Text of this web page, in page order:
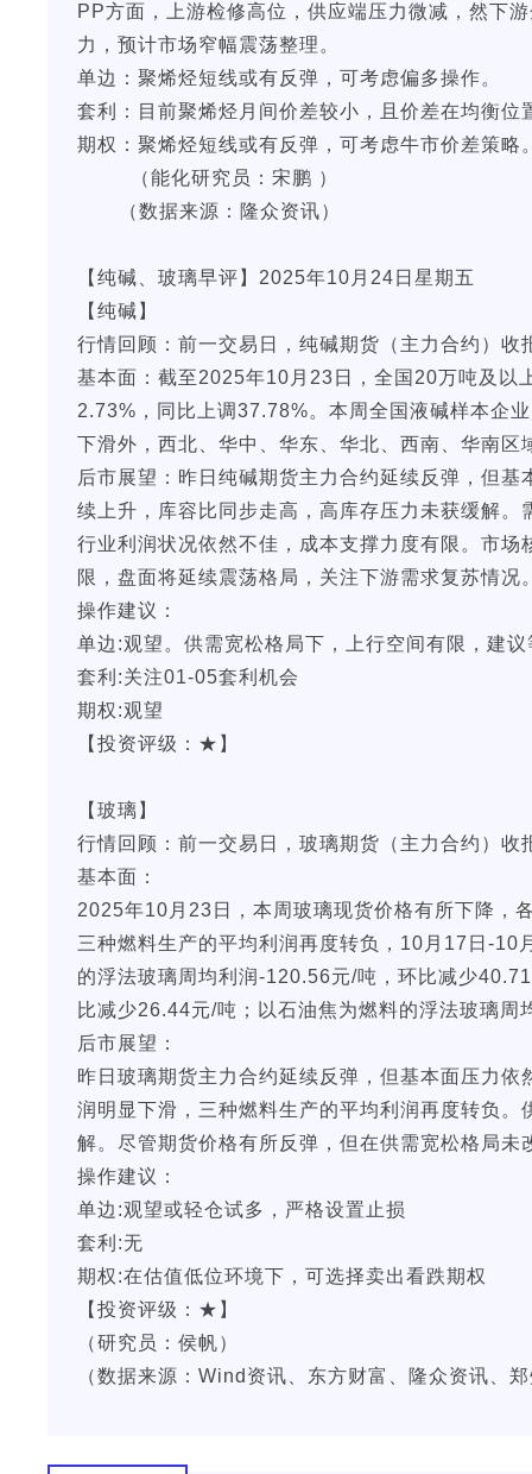
PP方面，上游检修高位，供应端压力微减，然下
力，预计市场窄幅震荡整理。
单边：聚烯烃短线或有反弹，可考虑偏多操作。
套利：目前聚烯烃月间价差较小，且价差在均衡
期权：聚烯烃短线或有反弹，可考虑牛市价差
（能化研究员：宋鹏 ）
（数据来源：隆众资讯）
【纯碱、玻璃早评】2025年10月24日星期五
【纯碱】
行情回顾：前一交易日，纯碱期货（主力合约）
基本面：截至2025年10月23日，全国20万吨及以
2.73%，同比上调37.78%。本周全国液碱样本企
下滑外，西北、华中、华东、华北、西南、华南区
后市展望：昨日纯碱期货主力合约延续反弹，但
续上升，库容比同步走高，高库存压力未获缓解
行业利润状况依然不佳，成本支撑力度有限。市
限，盘面将延续震荡格局，关注下游需求复苏情况
操作建议：
单边:观望。供需宽松格局下，上行空间有限，建
套利:关注01-05套利机会
期权:观望
【投资评级：★】
【玻璃】
行情回顾：前一交易日，玻璃期货（主力合约）
基本面：
2025年10月23日，本周玻璃现货价格有所下降，
三种燃料生产的平均利润再度转负，10月17日-10
的浮法玻璃周均利润-120.56元/吨，环比减少
比减少26.44元/吨；以石油焦为燃料的浮法玻璃
后市展望：
昨日玻璃期货主力合约延续反弹，但基本面压力
润明显下滑，三种燃料生产的平均利润再度转负
解。尽管期货价格有所反弹，但在供需宽松格局
操作建议：
单边:观望或轻仓试多，严格设置止损
套利:无
期权:在估值低位环境下，可选择卖出看跌期权
【投资评级：★】
（研究员：侯帆）
（数据来源：Wind资讯、东方财富、隆众资讯、